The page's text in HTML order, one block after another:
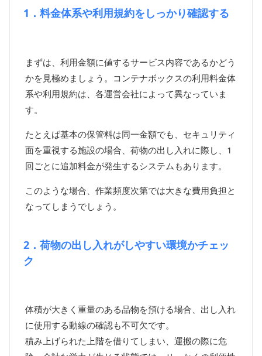
1．料金体系や利用規約をしっかり確認する
まずは、利用金額に値するサービス内容であるかどう
かを見極めましょう。コンテナボックスの利用料金体
系や利用規約は、各運営会社によって異なっていま
す。
たとえば基本の保管料は同一金額でも、セキュリティ
面を重視する施設の場合、荷物の出し入れに際し、1
回ごとに追加料金が発生するシステムもあります。
このような場合、作業頻度次第では大きな費用負担と
なってしまうでしょう。
2．荷物の出し入れがしやすい環境かチェッ
ク
体積が大きく重量のある品物を預ける場合、出し入れ
に使用する動線の確認も不可欠です。
積み上げられた上階を借りてしまい、運搬の際に危